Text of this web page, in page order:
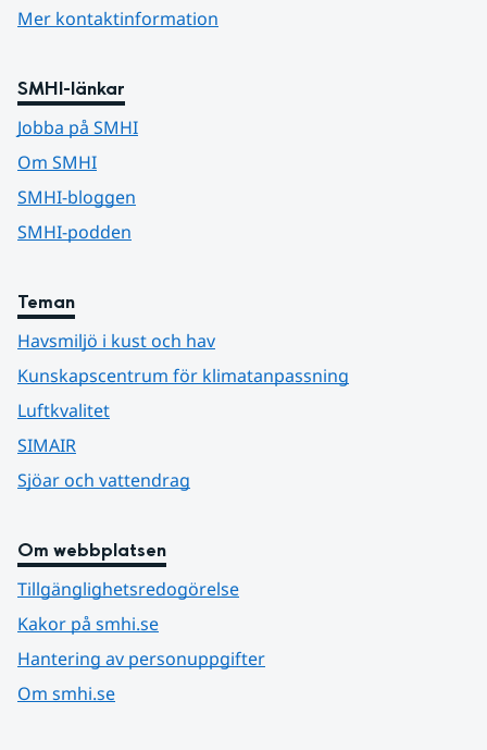
Mer kontaktinformation
SMHI-länkar
Jobba på SMHI
Om SMHI
SMHI-bloggen
SMHI-podden
Teman
Havsmiljö i kust och hav
Kunskapscentrum för klimatanpassning
Luftkvalitet
SIMAIR
Sjöar och vattendrag
Om webbplatsen
Tillgänglighetsredogörelse
Kakor på smhi.se
Hantering av personuppgifter
Om smhi.se